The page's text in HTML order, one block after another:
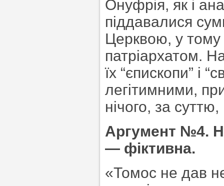
Онуфрія, як і
піддавалися
Церквою, у тому
патріархатом.
їх “єпископи” і
легітимними,
нічого, за
Аргумент №4.
— фіктивна.
«Томос не дав